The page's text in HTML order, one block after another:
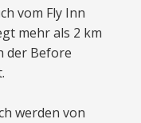
vom Fly Inn
mehr als 2 km
der Before
werden von